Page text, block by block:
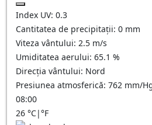
Index UV: 0.3
Cantitatea de precipitații: 0 mm
Viteza vântului: 2.5 m/s
Umiditatea aerului: 65.1 %
Direcția vântului: Nord
Presiunea atmosferică: 762 mm/
08:00
26 °C|°F